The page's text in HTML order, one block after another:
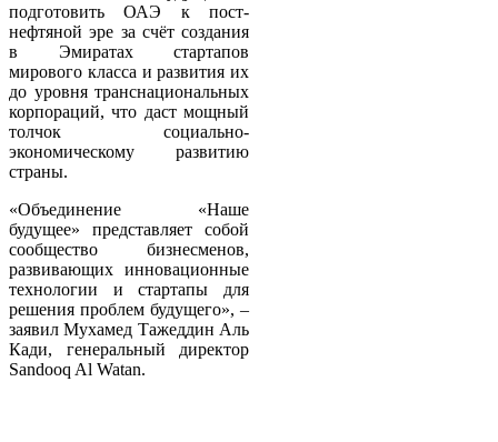
подготовить ОАЭ к пост-
нефтяной эре за счёт создания
в Эмиратах стартапов
мирового класса и развития их
до уровня транснациональных
корпораций, что даст мощный
толчок социально-
экономическому развитию
страны.
«Объединение «Наше
будущее» представляет собой
сообщество бизнесменов,
развивающих инновационные
технологии и стартапы для
решения проблем будущего», –
заявил Мухамед Тажеддин Аль
Кади, генеральный директор
Sandooq Al Watan.